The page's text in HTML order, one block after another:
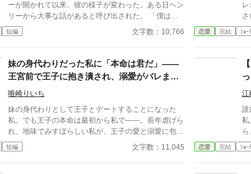
ーが開かれて以来、彼の様子が変わった。ある日ヘン
リーから大事な話があると呼び出された。 「僕は本
当の恋に出会ってしまった。もう君とは結婚できな
い」 もうすっかり驚いてしまったセシリアは、どう
いてみようと思い尋ねる。 先日の婚約披露パーティ
ーの時にいた令嬢に、一目惚れしてしまったと答えた
のです。その令嬢はセシリアの無二の親友で伯爵令嬢
のシャロンだったというのも困惑を隠せない様子だっ
た。 結局はヘンリーの強い意志で一方的に婚約破棄
したいと宣言した。誠実な人柄の親友が裏切るような
真似はするはずがないと思いシャロンの家に会いに行
った。 するとヘンリーがシャロンにしつこく言い寄
っている現場を目撃する。事の真実がわかるとセシリ
短編 文字数：10,766
さ
い
貴
様
い
で
恋愛 完結 ｼｮｰ
妹の身代わりだった私に「本命は君だ」――
王宮前で王子に抱き潰され、溺愛がバレまし
た。～私が虐げられるきっかけになった少年
唯崎りいち
妹の身代わりとして王子とデートすることになった
私。でも王子の本命は最初から私で――。長年虐げら
れ、地味でみすぼらしい私が、王子の愛と溺愛に包ま
れ、ついに幸せを掴む甘々ラブファンタジー。妹や家
族との誤解、影武者の存在も絡み、ハラハラと胸キュ
短編 文字数：11,045
江
誰
私
ら
っく
恋愛 完結 ｼｮｰ